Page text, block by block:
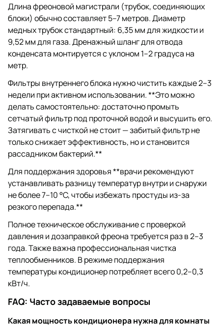
Длина фреоновой магистрали (трубок, соединяющих
блоки) обычно составляет 5–7 метров. Диаметр
медных трубок стандартный: 6,35 мм для жидкости и
9,52 мм для газа. Дренажный шланг для отвода
конденсата монтируется с уклоном 1–2 градуса на
метр.
Фильтры внутреннего блока нужно чистить каждые 2–3
недели при активном использовании. **Это можно
делать самостоятельно: достаточно промыть
сетчатый фильтр под проточной водой и высушить его.
Затягивать с чисткой не стоит — забитый фильтр не
только снижает эффективность, но и становится
рассадником бактерий.**
Для поддержания здоровья **врачи рекомендуют
устанавливать разницу температур внутри и снаружи
не более 7–10 °C, чтобы избежать простуды из-за
резкого перепада.**
Полное техническое обслуживание с проверкой
давления и дозаправкой фреона требуется раз в 2–3
года. Также важна профессиональная чистка
теплообменников. В режиме поддержания
температуры кондиционер потребляет всего 0,2–0,3
кВт/ч.
FAQ: Часто задаваемые вопросы
Какая мощность кондиционера нужна для комнаты